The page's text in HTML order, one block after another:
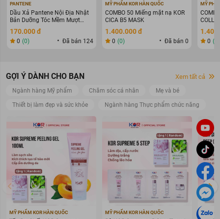
PANTENE
Dầu Xả Pantene Nội Địa Nhật
Bản Dưỡng Tóc Mềm Mượt
170.000 đ
0 (0) Đã bán 124
MỸ PHẨM KOR HÀN QUỐC
COMBO 50 Miếng mặt nạ KOR
CICA B5 MASK
1.400.000 đ
0 (0) Đã bán 0
MỸ
0 (0)
GỢI Ý DÀNH CHO BẠN
Ngành hàng Mỹ phẩm Chăm sóc cá nhân Mẹ và bé
Thiết bị làm đẹp và sức khỏe Ngành hàng Thực phẩm chức năng
Xem tất cả
MỸ PHẨM KOR HÀN QUỐC MỸ PHẨM KOR HÀN QUỐC MỸ